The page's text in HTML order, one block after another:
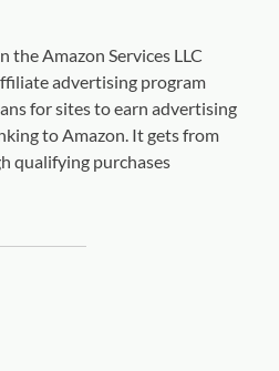
the Amazon Services LLC
advertising program
for sites to earn advertising
to Amazon. It gets from
qualifying purchases